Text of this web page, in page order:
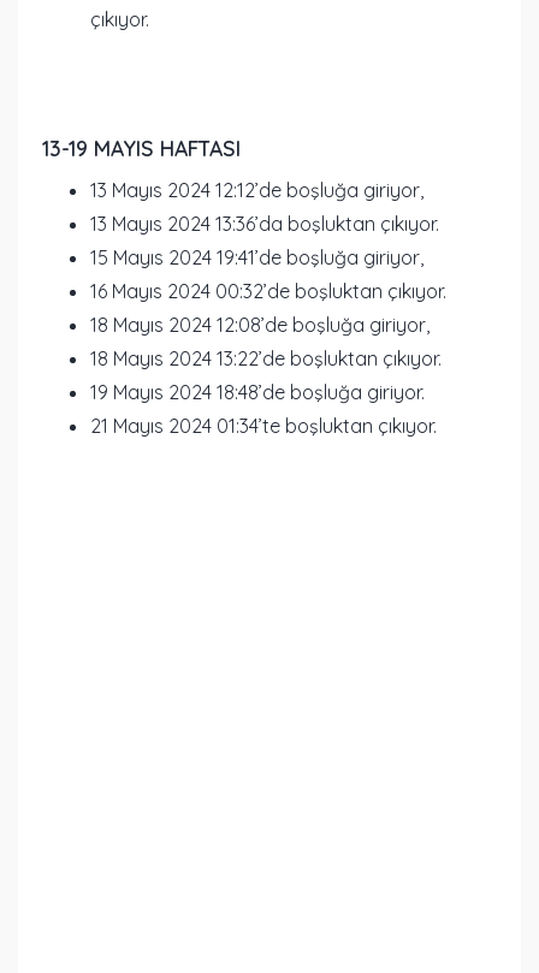
çıkıyor.
13-19 MAYIS HAFTASI
13 Mayıs 2024 12:12’de boşluğa giriyor,
13 Mayıs 2024 13:36’da boşluktan çıkıyor.
15 Mayıs 2024 19:41’de boşluğa giriyor,
16 Mayıs 2024 00:32’de boşluktan çıkıyor.
18 Mayıs 2024 12:08’de boşluğa giriyor,
18 Mayıs 2024 13:22’de boşluktan çıkıyor.
19 Mayıs 2024 18:48’de boşluğa giriyor.
21 Mayıs 2024 01:34’te boşluktan çıkıyor.